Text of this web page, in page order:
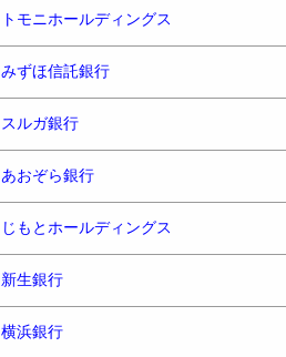
トモニホールディングス
みずほ信託銀行
スルガ銀行
あおぞら銀行
じもとホールディングス
新生銀行
横浜銀行